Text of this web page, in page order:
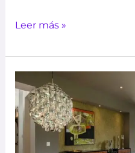
Leer más »
Casa
Vista
|
Dionne